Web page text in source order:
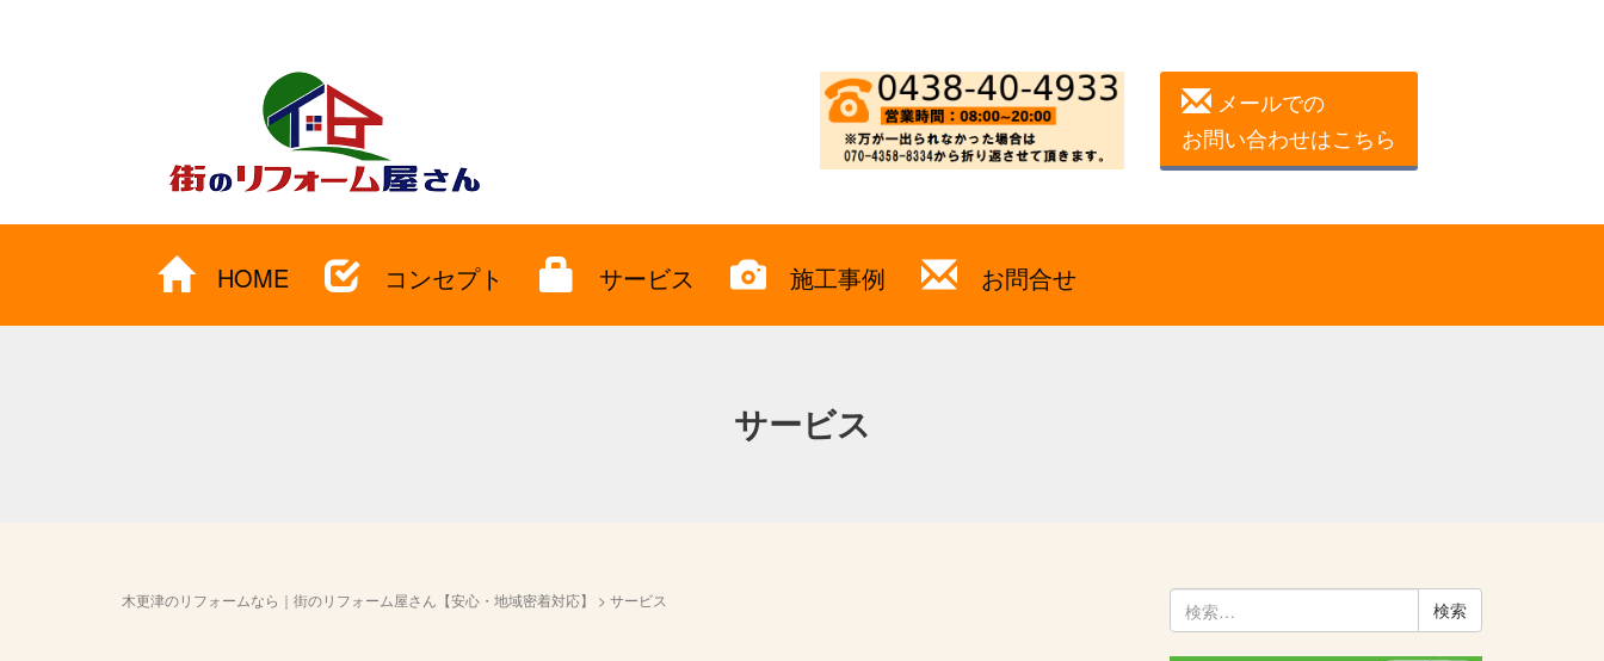
メールでの
お問い合わせはこちら
HOME コンセプト サービス 施工事例 お問合せ
サービス
木更津のリフォームなら｜街のリフォーム屋さん【安心・地域密着対応】 > サービス
検
索: